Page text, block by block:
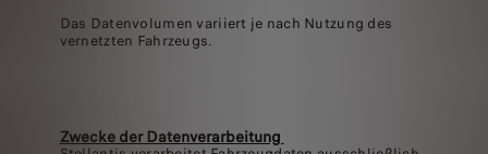
Das Datenvolumen variiert je nach Nutzung des
vernetzten Fahrzeugs.
Zwecke der Datenverarbeitung